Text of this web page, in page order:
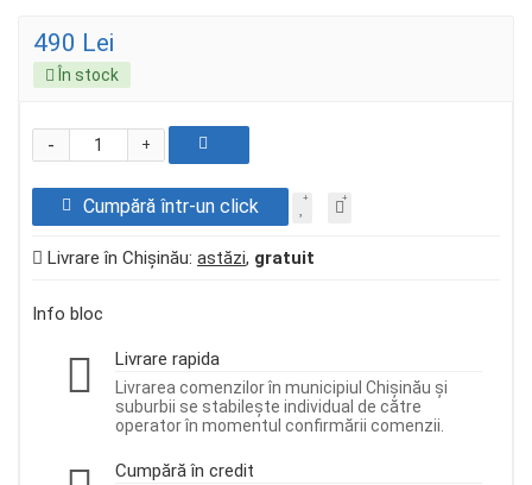
490 Lei
În stock
+
-
Cumpără într-un click
Livrare în Chișinău: astăzi, gratuit
Info bloc
Livrare rapida
Livrarea comenzilor în municipiul Chișinău și
suburbii se stabilește individual de către
operator în momentul confirmării comenzii.
Cumpără în credit